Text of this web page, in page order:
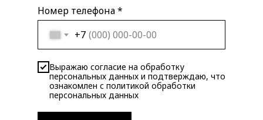
Номер телефона *
+7
Выражаю согласие на обработку
персональных данных и подтверждаю, что
ознакомлен с политикой обработки
персональных данных